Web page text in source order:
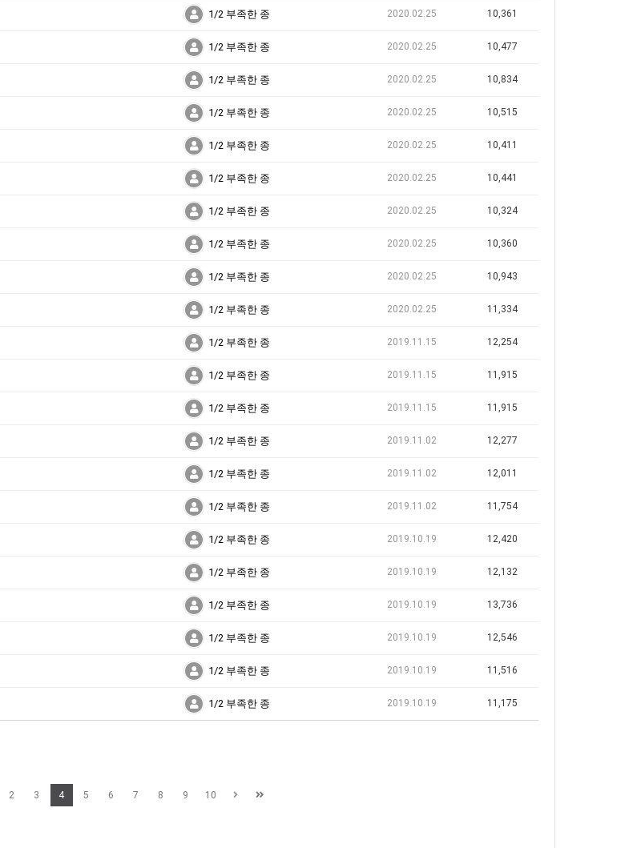
1/2 부족한 종 2020.02.25 10,361
1/2 부족한 종 2020.02.25 10,477
1/2 부족한 종 2020.02.25 10,834
1/2 부족한 종 2020.02.25 10,515
1/2 부족한 종 2020.02.25 10,411
1/2 부족한 종 2020.02.25 10,441
1/2 부족한 종 2020.02.25 10,324
1/2 부족한 종 2020.02.25 10,360
1/2 부족한 종 2020.02.25 10,943
1/2 부족한 종 2020.02.25 11,334
1/2 부족한 종 2019.11.15 12,254
1/2 부족한 종 2019.11.15 11,915
1/2 부족한 종 2019.11.15 11,915
1/2 부족한 종 2019.11.02 12,277
1/2 부족한 종 2019.11.02 12,011
1/2 부족한 종 2019.11.02 11,754
1/2 부족한 종 2019.10.19 12,420
1/2 부족한 종 2019.10.19 12,132
1/2 부족한 종 2019.10.19 13,736
1/2 부족한 종 2019.10.19 12,546
1/2 부족한 종 2019.10.19 11,516
1/2 부족한 종 2019.10.19 11,175
2 3 4 5 6 7 8 9 10